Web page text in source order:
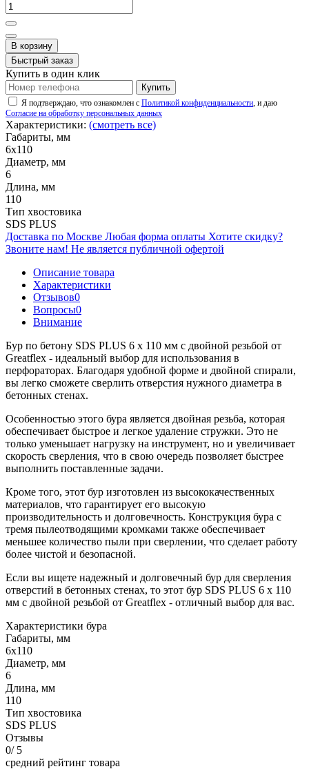
В корзину
Быстрый заказ
Купить в один клик
Купить
Я подтверждаю, что ознакомлен с Политикой конфиденциальности, и даю
Согласие на обработку персональных данных
Характеристики: (смотреть все)
Габариты, мм
6х110
Диаметр, мм
6
Длина, мм
110
Тип хвостовика
SDS PLUS
Доставка по Москве Любая форма оплаты Хотите скидку?
Звоните нам! Не является публичной офертой
Описание товара
Характеристики
Отзывов0
Вопросы0
Внимание
Бур по бетону SDS PLUS 6 х 110 мм с двойной резьбой от
Greatflex - идеальный выбор для использования в
перфораторах. Благодаря удобной форме и двойной спирали,
вы легко сможете сверлить отверстия нужного диаметра в
бетонных стенах.
Особенностью этого бура является двойная резьба, которая
обеспечивает быстрое и легкое удаление стружки. Это не
только уменьшает нагрузку на инструмент, но и увеличивает
скорость сверления, что в свою очередь позволяет быстрее
выполнить поставленные задачи.
Кроме того, этот бур изготовлен из высококачественных
материалов, что гарантирует его высокую
производительность и долговечность. Конструкция бура с
тремя пылеотводящими кромками также обеспечивает
меньшее количество пыли при сверлении, что сделает работу
более чистой и безопасной.
Если вы ищете надежный и долговечный бур для сверления
отверстий в бетонных стенах, то этот бур SDS PLUS 6 х 110
мм с двойной резьбой от Greatflex - отличный выбор для вас.
Характеристики бура
Габариты, мм
6х110
Диаметр, мм
6
Длина, мм
110
Тип хвостовика
SDS PLUS
Отзывы
0/ 5
средний рейтинг товара